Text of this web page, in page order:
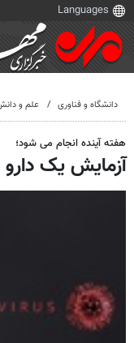
دانشگاه و فناوری علم و
هفته آینده انجام می شود؛
آزمایش یک دارو